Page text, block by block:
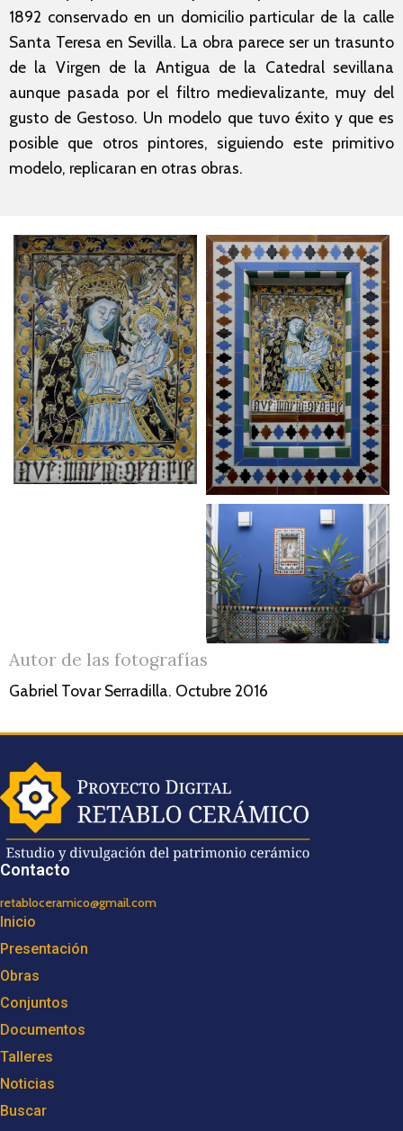
1892 conservado en un domicilio particular de la calle
Santa Teresa en Sevilla. La obra parece ser un trasunto
de la Virgen de la Antigua de la Catedral sevillana
aunque pasada por el filtro medievalizante, muy del
gusto de Gestoso. Un modelo que tuvo éxito y que es
posible que otros pintores, siguiendo este primitivo
modelo, replicaran en otras obras.
Autor de las fotografías
Gabriel Tovar Serradilla. Octubre 2016
Contacto
retabloceramico@gmail.com
Inicio
Presentación
Obras
Conjuntos
Documentos
Talleres
Noticias
Buscar